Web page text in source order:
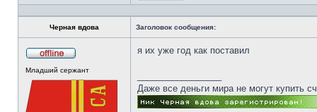
Профиль
Черная вдова Заголовок сообщения:
в
сети
Младший сержант
я их уже год как поставил
Даже все деньги мира не могут купить